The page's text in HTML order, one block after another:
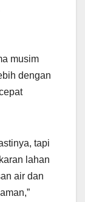
musim
dengan
tapi
lahan
air dan